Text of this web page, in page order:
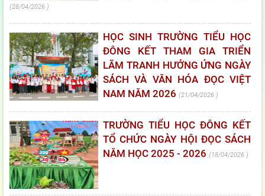
28/04/2026
HỌC SINH TRƯỜNG TIỂU HỌC
ĐÔNG KẾT THAM GIA TRIỂN
LÃM TRANH HƯỞNG ỨNG NGÀY
SÁCH VÀ VĂN HÓA ĐỌC VIỆT
NAM NĂM 2026
21/04/2026
TRƯỜNG TIỂU HỌC ĐÔNG KẾT
TỔ CHỨC NGÀY HỘI ĐỌC SÁCH
NĂM HỌC 2025 - 2026
18/04/2026